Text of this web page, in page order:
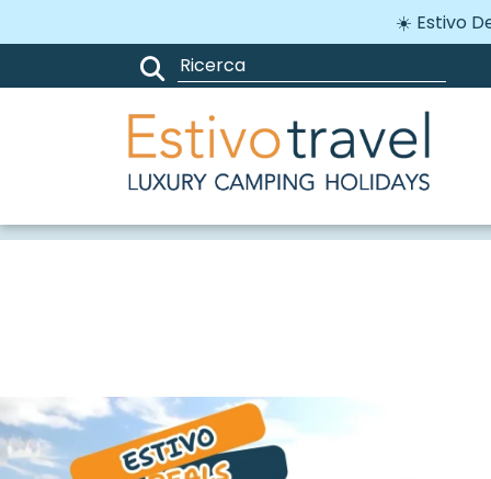
☀️ Estivo